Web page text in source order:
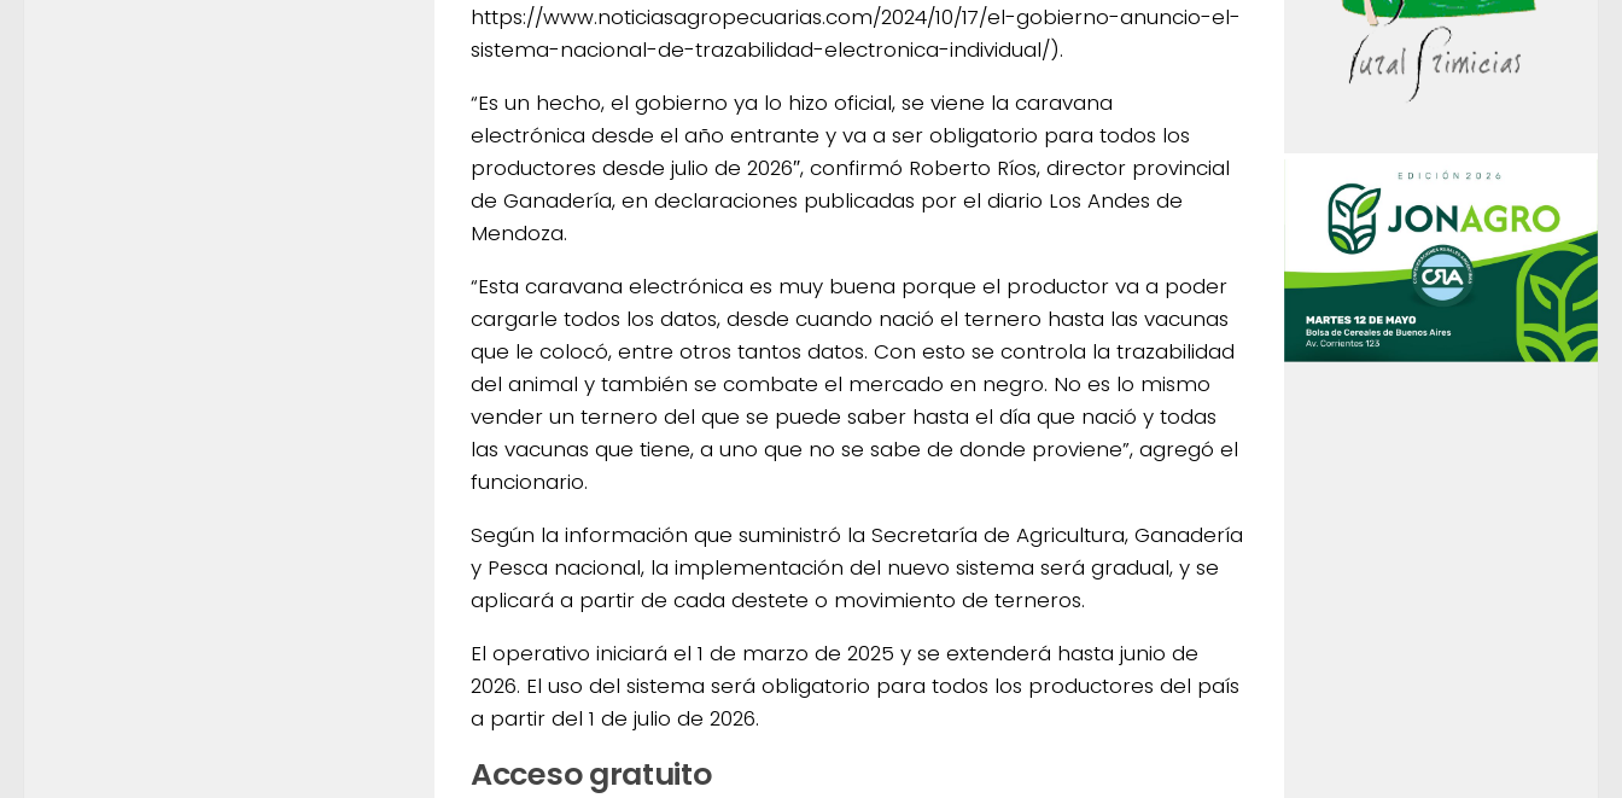
https://www.noticiasagropecuarias.com/2024/10/17/el-gobierno-anuncio-el-
sistema-nacional-de-trazabilidad-electronica-individual/).
“Es un hecho, el gobierno ya lo hizo oficial, se viene la caravana
electrónica desde el año entrante y va a ser obligatorio para todos los
productores desde julio de 2026″, confirmó Roberto Ríos, director provincial
de Ganadería, en declaraciones publicadas por el diario Los Andes de
Mendoza.
“Esta caravana electrónica es muy buena porque el productor va a poder
cargarle todos los datos, desde cuando nació el ternero hasta las vacunas
que le colocó, entre otros tantos datos. Con esto se controla la trazabilidad
del animal y también se combate el mercado en negro. No es lo mismo
vender un ternero del que se puede saber hasta el día que nació y todas
las vacunas que tiene, a uno que no se sabe de donde proviene”, agregó el
funcionario.
Según la información que suministró la Secretaría de Agricultura, Ganadería
y Pesca nacional, la implementación del nuevo sistema será gradual, y se
aplicará a partir de cada destete o movimiento de terneros.
El operativo iniciará el 1 de marzo de 2025 y se extenderá hasta junio de
2026. El uso del sistema será obligatorio para todos los productores del país
a partir del 1 de julio de 2026.
Acceso gratuito